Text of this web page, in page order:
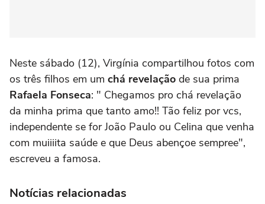
Neste sábado (12), Virgínia compartilhou fotos com
os três filhos em um chá revelação de sua prima
Rafaela Fonseca: " Chegamos pro chá revelação
da minha prima que tanto amo!! Tão feliz por vcs,
independente se for João Paulo ou Celina que venha
com muiiiita saúde e que Deus abençoe sempree",
escreveu a famosa.
Notícias relacionadas